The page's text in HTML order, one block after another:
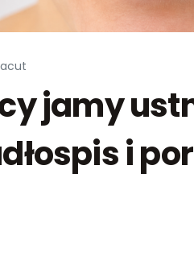
jamy
i